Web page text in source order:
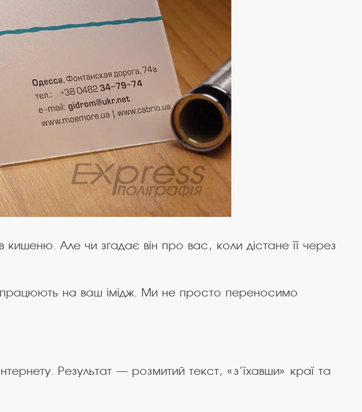
Але чи згадає він про вас, коли дістане її через
працюють на ваш імідж. Ми не просто переносимо
Результат — розмитий текст, «з’їхавши» краї та